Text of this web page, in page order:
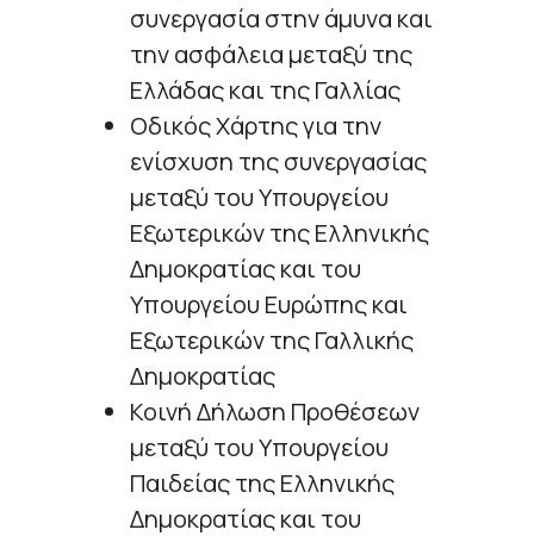
συνεργασία στην άμυνα και
την ασφάλεια μεταξύ της
Ελλάδας και της Γαλλίας
Οδικός Χάρτης για την
ενίσχυση της συνεργασίας
μεταξύ του Υπουργείου
Εξωτερικών της Ελληνικής
Δημοκρατίας και του
Υπουργείου Ευρώπης και
Εξωτερικών της Γαλλικής
Δημοκρατίας
Κοινή Δήλωση Προθέσεων
μεταξύ του Υπουργείου
Παιδείας της Ελληνικής
Δημοκρατίας και του